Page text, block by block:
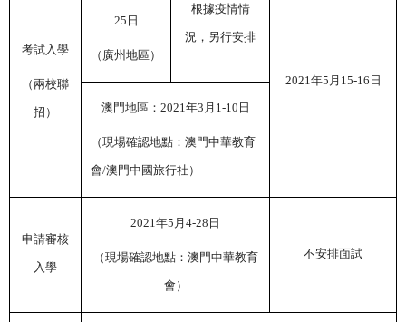
考試入學
（兩校聯
招）
25 日
（廣州地區）
根據疫情情
況，另行安排
2021 年5 月 15-16 日
澳門地區： 2021 年3 月 1-10 日
（現場確認地點：澳門中華教育
會/澳門中國旅行社）
申請審核
入學
2021 年5 月 4-28 日
（現場確認地點：澳門中華教育
會）
不安排面試